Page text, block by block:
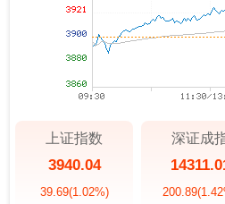
上证指数
3940.04
39.69(1.02%)
深证成
200.89